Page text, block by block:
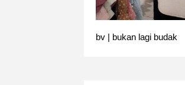
bv | bukan lagi budak